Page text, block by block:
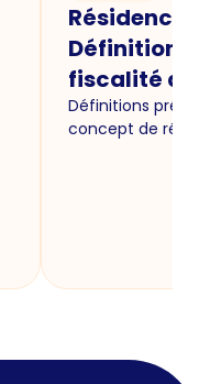
Résidence
Définition
fiscalité
Définitions
concept de